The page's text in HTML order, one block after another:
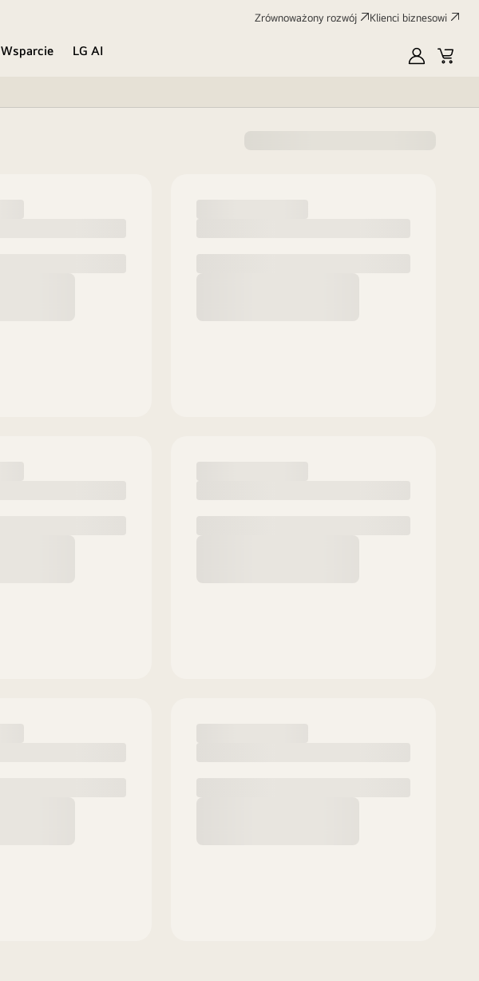
Zrównoważony rozwój Klienci biznesowi
Wsparcie
LG AI
MyLG